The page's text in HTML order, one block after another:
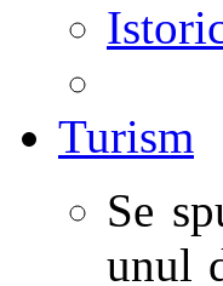
Turism
Se
unul